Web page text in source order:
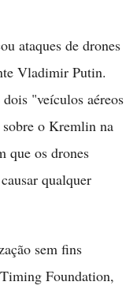
ataques de drones
Vladimir Putin.
"veículos aéreos
o Kremlin na
que os drones
qualquer
sem fins
Foundation,